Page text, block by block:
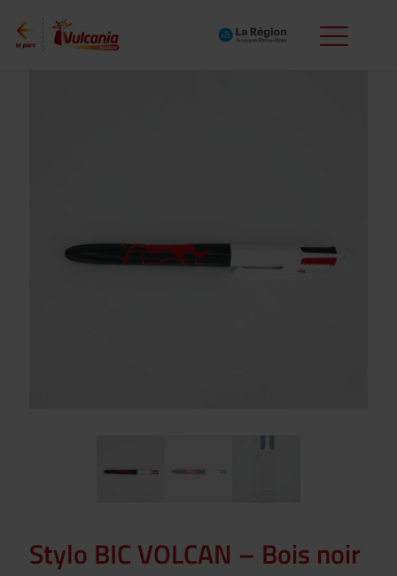
Stylo BIC VOLCAN – Bois noir